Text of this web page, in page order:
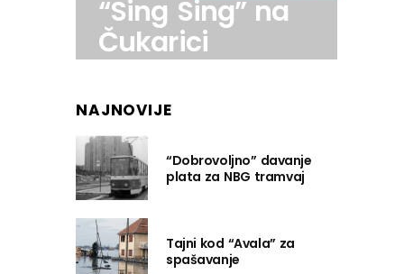
“Sing Sing” na
Čukarici
NAJNOVIJE
“Dobrovoljno” davanje
plata za NBG tramvaj
Tajni kod “Avala” za
spašavanje